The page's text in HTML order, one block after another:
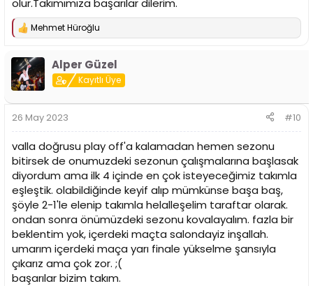
olur.Takımımıza başarılar dilerim.
T
p
k
i
l
:
Mehmet Hüroğlu
Alper Güzel
Kayıtlı Üye
26 May 2023 #10
valla doğrusu play off'a kalamadan hemen sezonu
bitirsek de onumuzdeki sezonun çalışmalarına başlasak
diyordum ama ilk 4 içinde en çok isteyeceğimiz takımla
eşleştik. olabildiğinde keyif alıp mümkünse başa baş,
şöyle 2-1'le elenip takımla helalleşelim taraftar olarak.
ondan sonra önümüzdeki sezonu kovalayalım. fazla bir
beklentim yok, içerdeki maçta salondayiz inşallah.
umarım içerdeki maça yarı finale yükselme şansıyla
çıkarız ama çok zor. ;(
başarılar bizim takım.